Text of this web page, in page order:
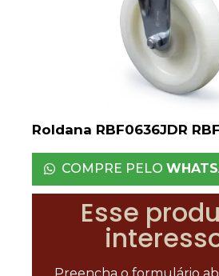
Roldana RBF0636JDR
COMPRE PELO
Esse
Preencha o formulário